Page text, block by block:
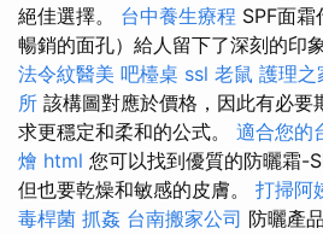
絕佳選擇。 台中養生療程 SPF面
暢銷的面孔）給人留下了深刻的印
法令紋醫美 吧檯桌 ssl 老鼠 護理之
所 該構圖對應於價格，因此有必要
求更穩定和柔和的公式。 適合您的
燴 html 您可以找到優質的防曬霜-
但也要乾燥和敏感的皮膚。 打掃阿
毒桿菌 抓姦 台南搬家公司 防曬產